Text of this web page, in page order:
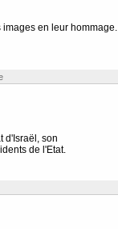
en leur hommage.
d'Israël, son
de l'Etat.